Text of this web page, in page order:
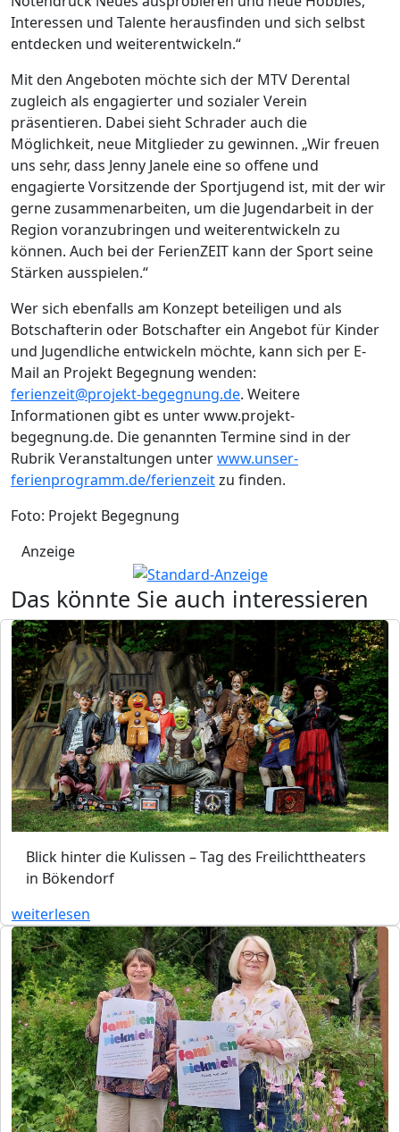
Interessen und Talente herausfinden und sich selbst
entdecken und weiterentwickeln.“
Mit den Angeboten möchte sich der MTV Derental
zugleich als engagierter und sozialer Verein
präsentieren. Dabei sieht Schrader auch die
Möglichkeit, neue Mitglieder zu gewinnen. „Wir freuen
uns sehr, dass Jenny Janele eine so offene und
engagierte Vorsitzende der Sportjugend ist, mit der wir
gerne zusammenarbeiten, um die Jugendarbeit in der
Region voranzubringen und weiterentwickeln zu
können. Auch bei der FerienZEIT kann der Sport seine
Stärken ausspielen.“
Wer sich ebenfalls am Konzept beteiligen und als
Botschafterin oder Botschafter ein Angebot für Kinder
und Jugendliche entwickeln möchte, kann sich per E-
Mail an Projekt Begegnung wenden:
ferienzeit@projekt-begegnung.de. Weitere
Informationen gibt es unter www.projekt-
begegnung.de. Die genannten Termine sind in der
Rubrik Veranstaltungen unterwww.unser-
ferienprogramm.de/ferienzeitzu finden.
Foto: Projekt Begegnung
Anzeige
Das könnte Sie auch interessieren
Blick hinter die Kulissen – Tag des Freilichttheaters
in Bökendorf
weiterlesen